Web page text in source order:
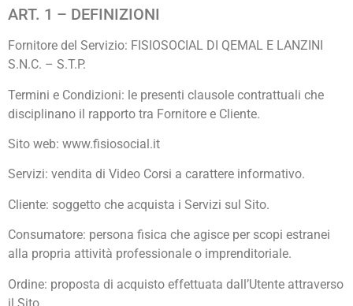
ART. 1 – DEFINIZIONI
Fornitore del Servizio: FISIOSOCIAL DI QEMAL E LANZINI
S.N.C. – S.T.P.
Termini e Condizioni: le presenti clausole contrattuali che
disciplinano il rapporto tra Fornitore e Cliente.
Sito web: www.fisiosocial.it
Servizi: vendita di Video Corsi a carattere informativo.
Cliente: soggetto che acquista i Servizi sul Sito.
Consumatore: persona fisica che agisce per scopi estranei
alla propria attività professionale o imprenditoriale.
Ordine: proposta di acquisto effettuata dall’Utente attraverso
il Sito.